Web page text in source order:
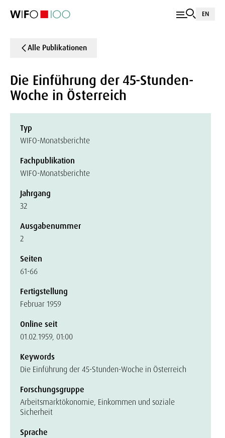
EN
Alle Publikationen
Die Einführung der 45-Stunden-
Woche in Österreich
Typ
WIFO-Monatsberichte
Fachpublikation
WIFO-Monatsberichte
Jahrgang
32
Ausgabenummer
2
Seiten
61-66
Fertigstellung
Februar 1959
Online seit
01.02.1959, 01:00
Keywords
Die Einführung der 45-Stunden-Woche in Österreich
Forschungsgruppe
Arbeitsmarktökonomie, Einkommen und soziale
Sicherheit
Sprache